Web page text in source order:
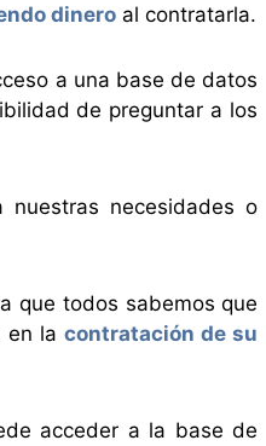
dineroal contratarla.
a una base de datos
de preguntar a los
necesidades o
que todos sabemos que
en lacontratación de su
acceder a la base de